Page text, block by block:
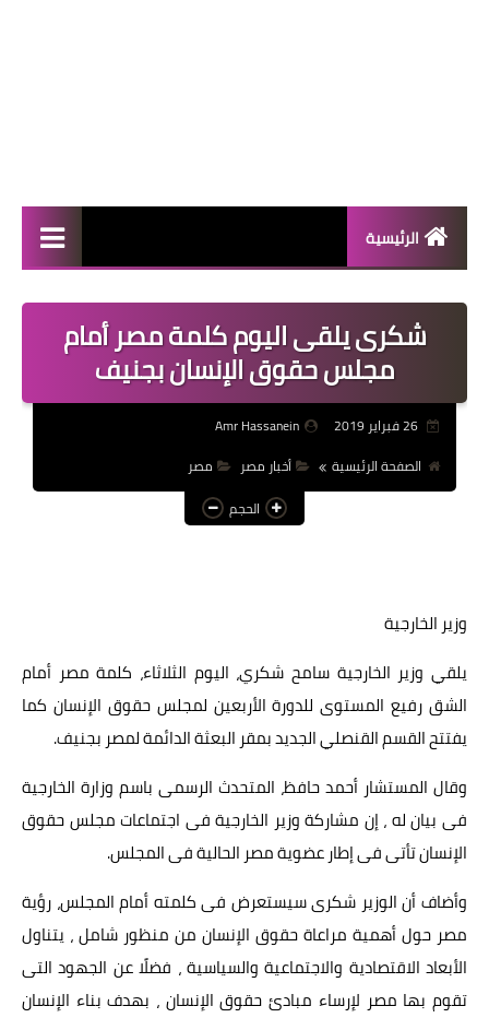
الرئيسية
منوعات
فعاليات
صحة
تكنولوجيا
عالم المرأة
أخبار عربية
أخبار النجوم
أخبار العالم
شكرى يلقى اليوم كلمة مصر أمام
مجلس حقوق الإنسان بجنيف
26 فبراير 2019
Amr Hassanein
الصفحة الرئيسية
أخبار مصر
مصر
الحجم
وزير الخارجية
يلقي وزير الخارجية سامح شكري، اليوم الثلاثاء، كلمة مصر أمام
الشق رفيع المستوى للدورة الأربعين لمجلس حقوق الإنسان كما
يفتتح القسم القنصلي الجديد بمقر البعثة الدائمة لمصر بجنيف.
وقال المستشار أحمد حافظ، المتحدث الرسمى باسم وزارة الخارجية
فى بيان له ، إن مشاركة وزير الخارجية فى اجتماعات مجلس حقوق
الإنسان تأتى فى إطار عضوية مصر الحالية فى المجلس.
وأضاف أن الوزير شكرى سيستعرض فى كلمته أمام المجلس، رؤية
مصر حول أهمية مراعاة حقوق الإنسان من منظور شامل ، يتناول
الأبعاد الاقتصادية والاجتماعية والسياسية ، فضلًا عن الجهود التى
تقوم بها مصر لإرساء مبادئ حقوق الإنسان ، بهدف بناء الإنسان